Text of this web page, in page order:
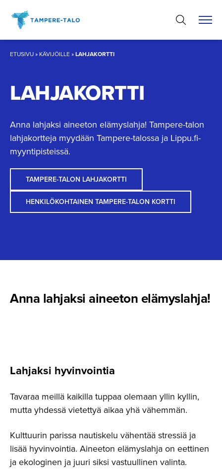
sisältöön
ETUSIVU» KÄVIJÖILLE»LAHJAKORTTI
LAHJAKORTTI
Anna lahjaksi aineeton elämyslahja! Tampere-talon
lahjakortteja myydään Tampere-talossa ja Lippu.fi-
myyntipisteissä.
TAMPERE-TALON LAHJAKORTTI
HENKILÖKOHTAINEN TAMPERE-TALON KORTTI
Anna lahjaksi aineeton elämyslahja!
Lahjaksi hyvinvointia
Tavaraa meillä kaikilla tuppaa olemaan yllin kyllin,
mutta yhdessä vietettyä aikaa yhä vähemmän.
Kulttuurin parissa nautiskelu vähentää stressiä ja
lisää hyvinvointia. Aineeton elämyslahja on eettinen
ja ekologinen ja juuri siksi vastuullinen valinta.